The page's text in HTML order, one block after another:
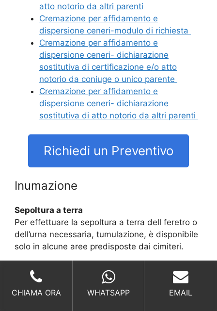
atto notorio da altri parenti
Cremazione per affidamento e
dispersione ceneri-modulo di richiesta
Cremazione per affidamento e
dispersione ceneri- dichiarazione
sostitutiva di certificazione e/o atto
notorio da coniuge o unico parente
Cremazione per affidamento e
dispersione ceneri- dichiarazione
sostitutiva di atto notorio da altri parenti
Richiedi un Preventivo
Inumazione
Sepoltura a terra
Per effettuare la sepoltura a terra dell feretro o
dell’urna necessaria, tumulazione, è disponibile
solo in alcune aree predisposte dai cimiteri.
Richiedi un Preventivo
CHIAMA ORA WHATSAPP EMAIL